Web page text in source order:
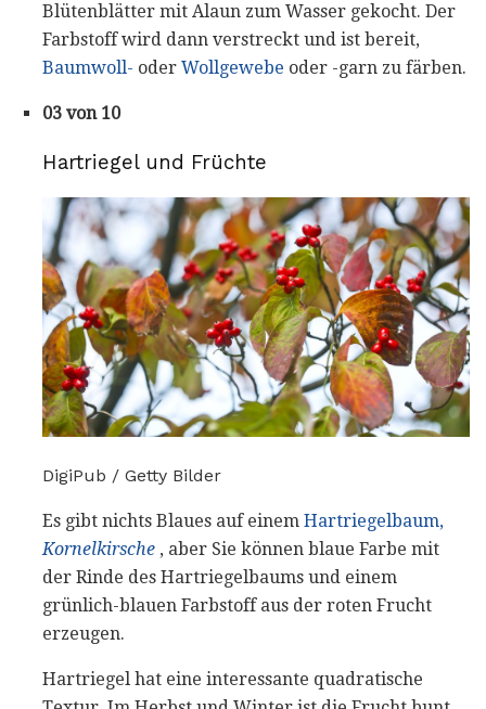
Blütenblätter mit Alaun zum Wasser gekocht. Der
Farbstoff wird dann verstreckt und ist bereit,
Baumwoll- oder Wollgewebe oder -garn zu färben.
03 von 10
Hartriegel und Früchte
DigiPub / Getty Bilder
Es gibt nichts Blaues auf einem Hartriegelbaum,
Kornelkirsche , aber Sie können blaue Farbe mit
der Rinde des Hartriegelbaums und einem
grünlich-blauen Farbstoff aus der roten Frucht
erzeugen.
Hartriegel hat eine interessante quadratische